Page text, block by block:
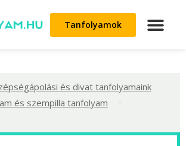
Tanfolyamok
és divat tanfolyamaink
és szempilla tanfolyam